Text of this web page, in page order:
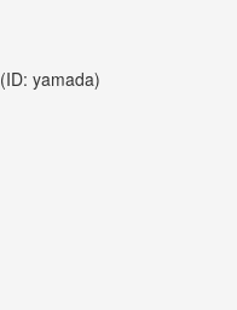
(ID: yamada)